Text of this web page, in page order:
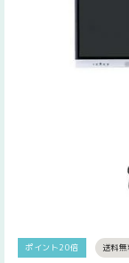
ポイント20倍 送料無